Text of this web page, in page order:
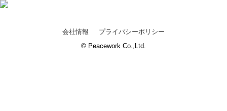
会社情報
プライバシーポリシー
© Peacework Co.,Ltd.